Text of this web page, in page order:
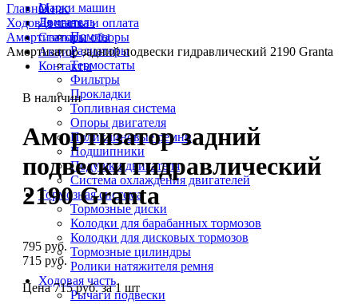
О нас
Доставка и оплата
Статьи и обзоры
Акции
Контакты
Марки машин
Двигатель
Помпы
Радиаторы
Термостаты
Фильтры
Прокладки
Топливная система
Опоры двигателя
Поликлиновые ремни
Подшипники
Подушки двигателя
Система охлаждения двигателей
Тормозная система
Тормозные диски
Колодки для барабанных тормозов
Колодки для дисковых тормозов
Тормозные цилиндры
Ролики натяжителя ремня
Ходовая часть
Рычаги подвески
Главная
Ходовая часть
Амортизаторы
Амортизатор задний подвески гидравлический 2190 Granta
В наличии
Амортизатор задний
подвески гидравлический
2190 Granta
795 руб.
715 руб.
Цена 715 руб. за 1 шт